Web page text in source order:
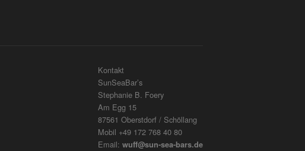
Kontakt
SunSeaBar’s
Stephanie B. Foery
Am Egg 15
87561 Oberstdorf / Schöllang
Mobil +49 172 768 40 80
Email: wuff@sun-sea-bars.de